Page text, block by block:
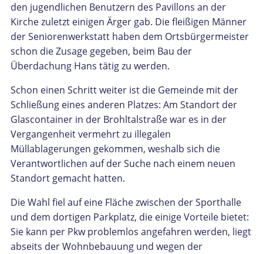
den jugendlichen Benutzern des Pavillons an der
Kirche zuletzt einigen Ärger gab. Die fleißigen Männer
der Seniorenwerkstatt haben dem Ortsbürgermeister
schon die Zusage gegeben, beim Bau der
Überdachung Hans tätig zu werden.
Schon einen Schritt weiter ist die Gemeinde mit der
Schließung eines anderen Platzes: Am Standort der
Glascontainer in der Brohltalstraße war es in der
Vergangenheit vermehrt zu illegalen
Müllablagerungen gekommen, weshalb sich die
Verantwortlichen auf der Suche nach einem neuen
Standort gemacht hatten.
Die Wahl fiel auf eine Fläche zwischen der Sporthalle
und dem dortigen Parkplatz, die einige Vorteile bietet:
Sie kann per Pkw problemlos angefahren werden, liegt
abseits der Wohnbebauung und wegen der